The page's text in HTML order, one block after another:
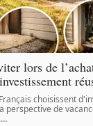
lors de
choisissent
perspective de
…